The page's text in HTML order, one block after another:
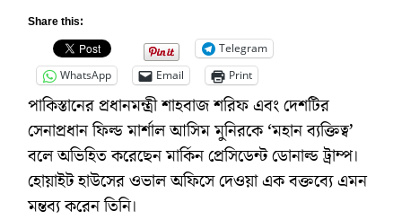
Share this:
Telegram
WhatsApp
Email Print
পাকিস্তানের প্রধানমন্ত্রী শাহবাজ শরিফ এবং দেশটির
সেনাপ্রধান ফিল্ড মার্শাল আসিম মুনিরকে ‘মহান ব্যক্তিত্ব’
বলে অভিহিত করেছেন মার্কিন প্রেসিডেন্ট ডোনাল্ড ট্রাম্প।
হোয়াইট হাউসের ওভাল অফিসে দেওয়া এক বক্তব্যে এমন
মন্তব্য করেন তিনি।